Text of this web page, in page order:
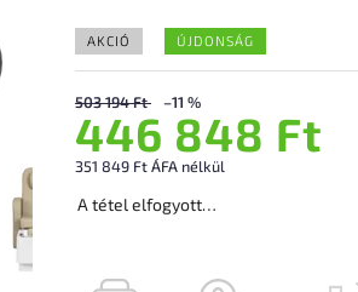
AKCIÓ ÚJDONSÁG
503 194 Ft –11 %
446 848 Ft
351 849 Ft ÁFA nélkül
A tétel elfogyott…